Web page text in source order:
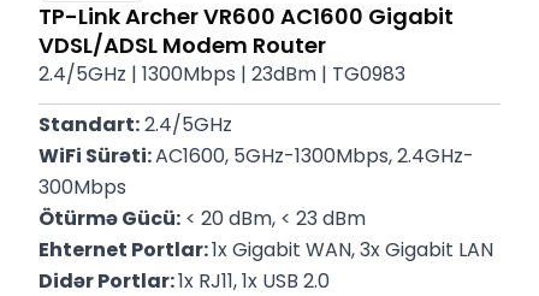
TP-Link Archer VR600 AC1600 Gigabit
VDSL/ADSL Modem Router
2.4/5GHz | 1300Mbps | 23dBm | TG0983
Standart: 2.4/5GHz
WiFi Sürəti: AC1600, 5GHz-1300Mbps, 2.4GHz-
300Mbps
Ötürmə Gücü: < 20 dBm, < 23 dBm
Ehternet Portlar: 1x Gigabit WAN, 3x Gigabit LAN
Didər Portlar: 1x RJ11, 1x USB 2.0